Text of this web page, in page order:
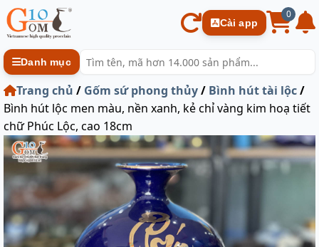
Cài app
0
Danh mục
Trang chủ / Gốm sứ phong thủy/ Bình hút tài lộc/
Bình hút lộc men màu, nền xanh, kẻ chỉ vàng kim hoạ tiết
chữ Phúc Lộc, cao 18cm